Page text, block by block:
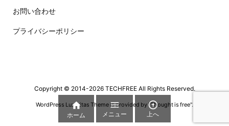
お問い合わせ
プライバシーポリシー
Copyright © 2014-2026 TECHFREEAll Rights Reserved.
WordPress Luxeritas Theme is provided by "Thought is free".

ホーム

メニュー

上へ